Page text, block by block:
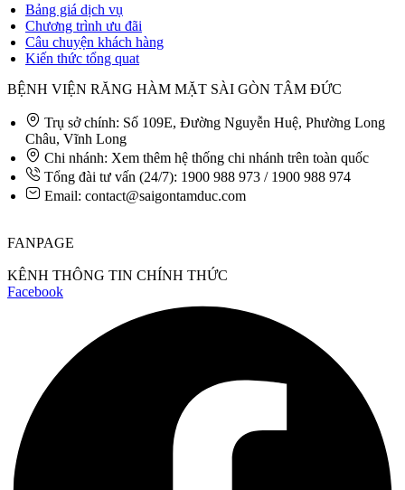
Bảng giá dịch vụ
Chương trình ưu đãi
Câu chuyện khách hàng
Kiến thức tổng quat
BỆNH VIỆN RĂNG HÀM MẶT SÀI GÒN TÂM ĐỨC
Trụ sở chính: Số 109E, Đường Nguyễn Huệ, Phường Long
Châu, Vĩnh Long
Chi nhánh: Xem thêm hệ thống chi nhánh trên toàn quốc
Tổng đài tư vấn (24/7): 1900 988 973 / 1900 988 974
Email: contact@saigontamduc.com
FANPAGE
KÊNH THÔNG TIN CHÍNH THỨC
Facebook